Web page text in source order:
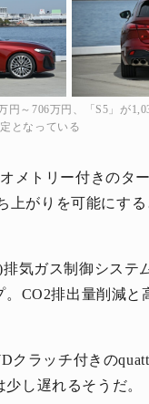
～706万円、「S5」が
となっている
メトリー付きのタ
上がりを可能にす
気ガス制御システ
CO2排出量削減と
クラッチ付きの
し遅れるそうだ。